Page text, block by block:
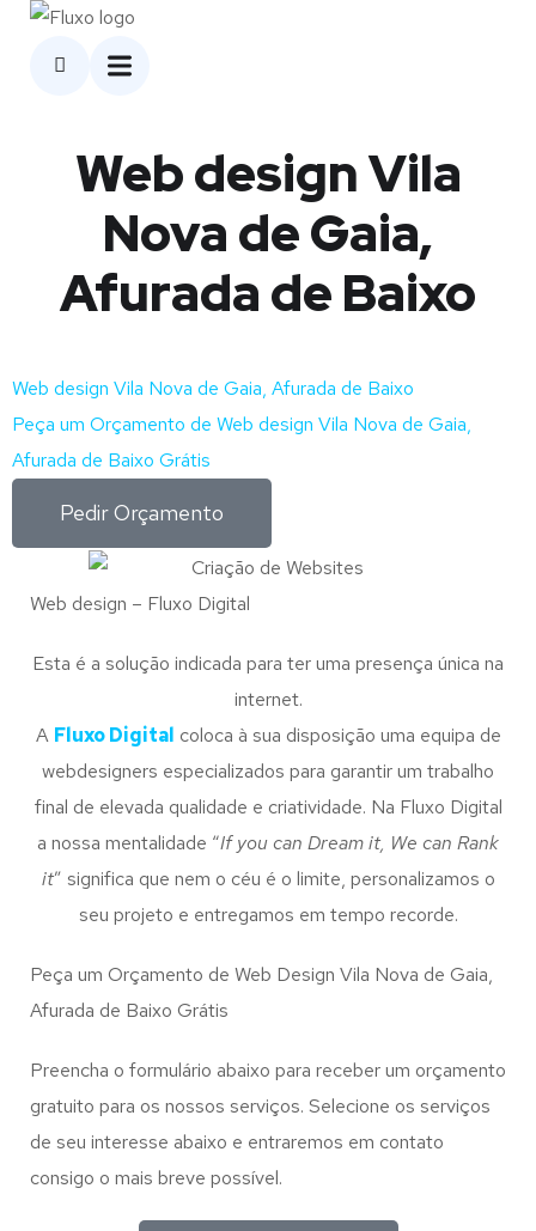
Web design Vila
Nova de Gaia,
Afurada de Baixo
Web design Vila Nova de Gaia, Afurada de Baixo
Peça um Orçamento de Web design Vila Nova de Gaia,
Afurada de Baixo Grátis
Pedir Orçamento
Web design – Fluxo Digital
Esta é a solução indicada para ter uma presença única na
internet.
A Fluxo Digital coloca à sua disposição uma equipa de
webdesigners especializados para garantir um trabalho
final de elevada qualidade e criatividade. Na Fluxo Digital
a nossa mentalidade “If you can Dream it, We can Rank
it” significa que nem o céu é o limite, personalizamos o
seu projeto e entregamos em tempo recorde.
Peça um Orçamento de Web Design Vila Nova de Gaia,
Afurada de Baixo Grátis
Preencha o formulário abaixo para receber um orçamento
gratuito para os nossos serviços. Selecione os serviços
de seu interesse abaixo e entraremos em contato
consigo o mais breve possível.